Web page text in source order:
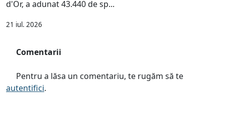
d'Or, a adunat 43.440 de sp...
21 iul. 2026
Comentarii
Pentru a lăsa un comentariu, te rugăm să te
autentifici.